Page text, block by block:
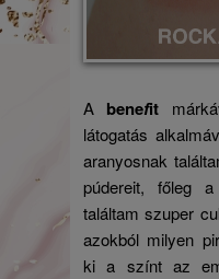
A benefit
látogatás
aranyosnak
púdereit, főleg
találtam szuper
azokból milyen
ki a színt az